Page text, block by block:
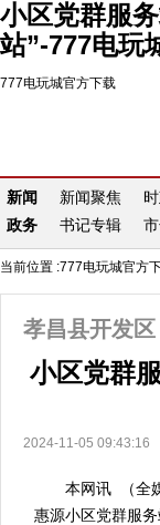
小区党群服
站”-777电玩
777电玩城官方下载
新闻 新闻聚焦
政务
书记专辑
当前位置 :777电玩城官方
孝昌县开发区
小区党群
2024-11-05 09:43:16
本网讯 （全媒
惠源小区党群服